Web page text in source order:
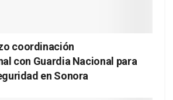
coordinación
con Guardia Nacional para
en Sonora